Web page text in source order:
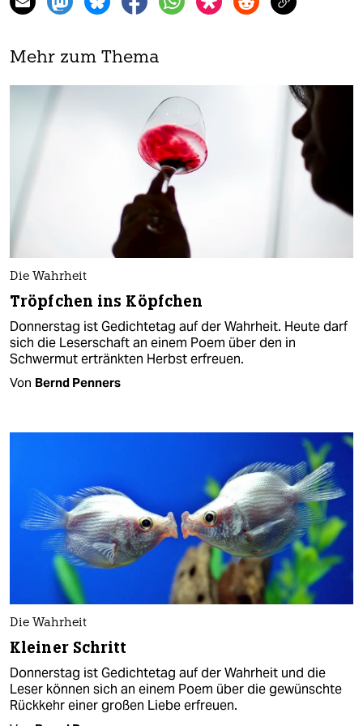
Mehr zum Thema
Die Wahrheit
Tröpfchen ins Köpfchen
Donnerstag ist Gedichtetag auf der Wahrheit. Heute darf
sich die Leserschaft an einem Poem über den in
Schwermut ertränkten Herbst erfreuen.
Von Bernd Penners
Die Wahrheit
Kleiner Schritt
Donnerstag ist Gedichtetag auf der Wahrheit und die
Leser können sich an einem Poem über die gewünschte
Rückkehr einer großen Liebe erfreuen.